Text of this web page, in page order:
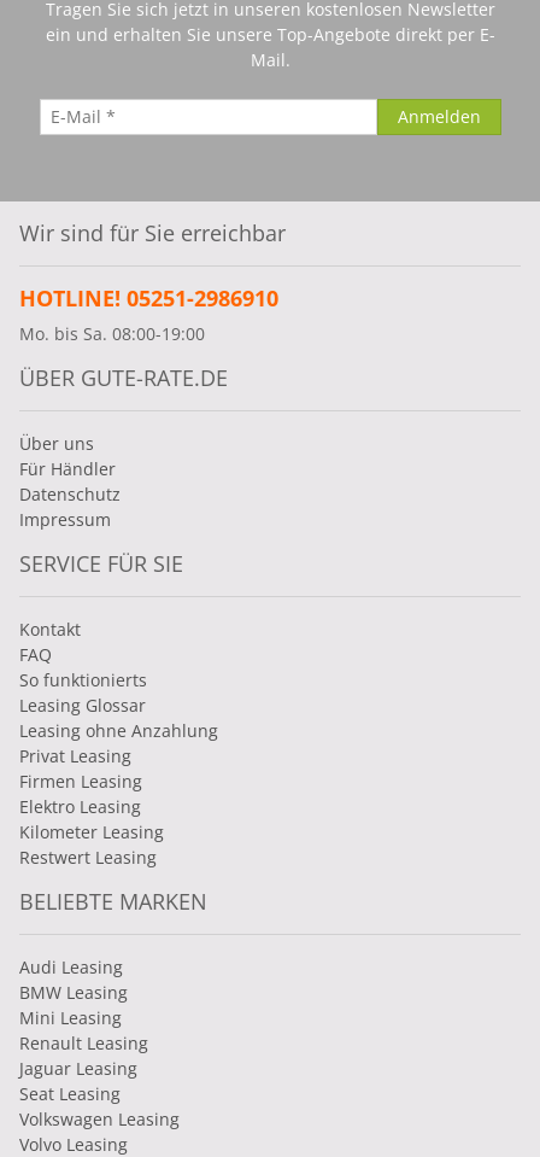
Tragen Sie sich jetzt in unseren kostenlosen Newsletter
ein und erhalten Sie unsere Top-Angebote direkt per E-
Mail.
Wir sind für Sie erreichbar
HOTLINE! 05251-2986910
Mo. bis Sa. 08:00-19:00
ÜBER GUTE-RATE.DE
Über uns
Für Händler
Datenschutz
Impressum
SERVICE FÜR SIE
Kontakt
FAQ
So funktionierts
Leasing Glossar
Leasing ohne Anzahlung
Privat Leasing
Firmen Leasing
Elektro Leasing
Kilometer Leasing
Restwert Leasing
BELIEBTE MARKEN
Audi Leasing
BMW Leasing
Mini Leasing
Renault Leasing
Jaguar Leasing
Seat Leasing
Volkswagen Leasing
Volvo Leasing